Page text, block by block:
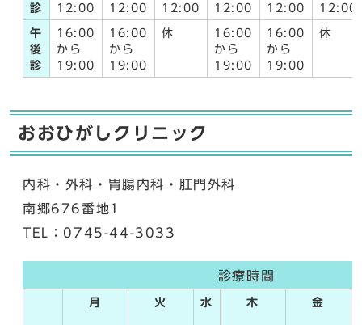
診
12:00
12:00
12:00
12:00
12:00
12:00
午
後
診
16:00
から
19:00
16:00
から
19:00
休
16:00
から
19:00
16:00
から
19:00
休
おおひがしクリニック
内科・外科・胃腸内科・肛門外科
南郷676番地1
TEL：0745-44-3033
診療時間
月 火 水 木 金